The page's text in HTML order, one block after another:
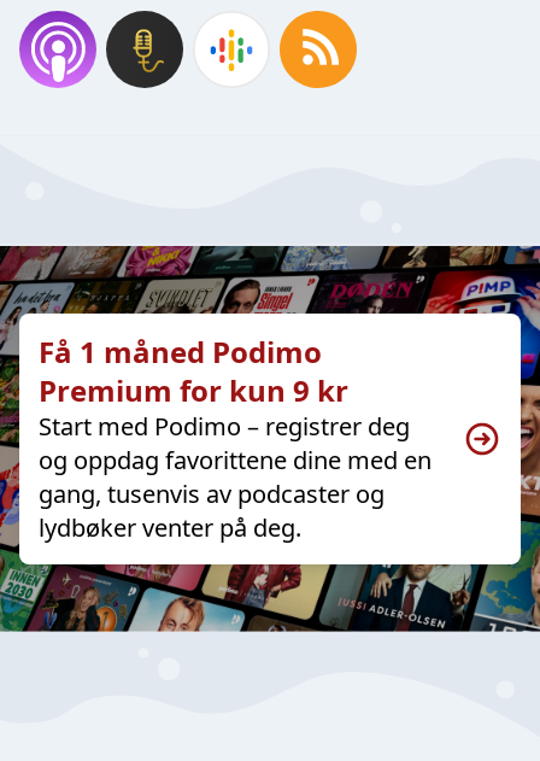
Få 1 måned Podimo
Premium for kun 9 kr
Start med Podimo – registrer deg
og oppdag favorittene dine med en
gang, tusenvis av podcaster og
lydbøker venter på deg.